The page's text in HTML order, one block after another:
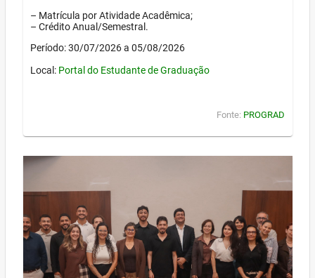
– Matrícula por Atividade Acadêmica;
– Crédito Anual/Semestral.
Período: 30/07/2026 a 05/08/2026
Local: Portal do Estudante de Graduação
Fonte: PROGRAD